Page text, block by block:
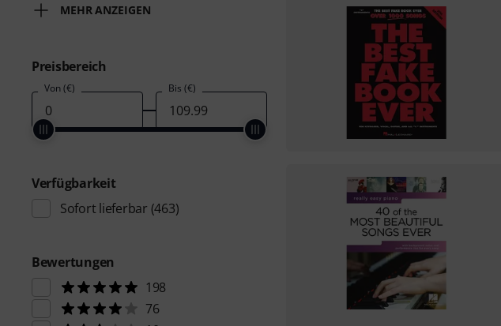
MEHR ANZEIGEN
Preisbereich
Von (€) Bis (€)
Verfügbarkeit
Sofort lieferbar (463)
Bewertungen
198
76